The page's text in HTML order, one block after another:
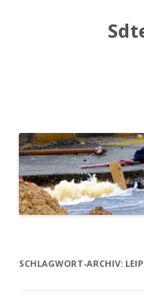
SCHLAGWORT-ARCHIV: